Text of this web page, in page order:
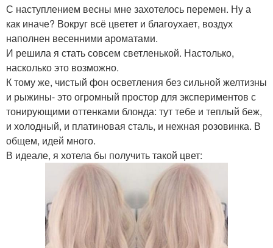
С наступлением весны мне захотелось перемен. Ну а
как иначе? Вокруг всё цветет и благоухает, воздух
наполнен весенними ароматами.
И решила я стать совсем светленькой. Настолько,
насколько это возможно.
К тому же, чистый фон осветления без сильной желтизны
и рыжины- это огромный простор для экспериментов с
тонирующими оттенками блонда: тут тебе и теплый беж,
и холодный, и платиновая сталь, и нежная розовинка. В
общем, идей много.
В идеале, я хотела бы получить такой цвет: